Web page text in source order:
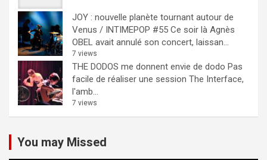
JOY : nouvelle planète tournant autour de
Venus / INTIMEPOP #55 Ce soir là Agnès
OBEL avait annulé son concert, laissan...
7 views
THE DODOS me donnent envie de dodo Pas
facile de réaliser une session The Interface,
l'amb...
7 views
You may Missed